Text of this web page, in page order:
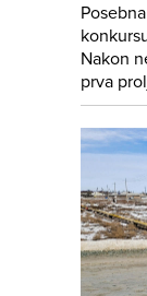
Nakon
prva